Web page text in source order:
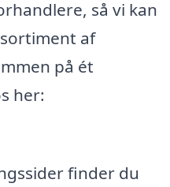
så vi kan
af
på ét
her:
finder du